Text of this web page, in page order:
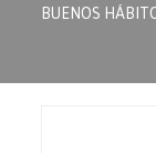
BUENOS